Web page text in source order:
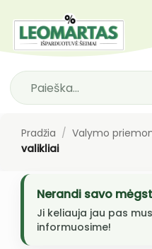
content
Ieškoti:
Pradžia / Valymo
valikliai
Nerandi savo
Ji keliauja jau pas
informuosime!